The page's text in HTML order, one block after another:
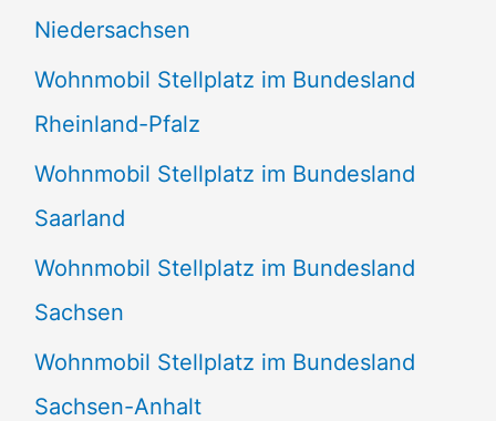
Niedersachsen
Wohnmobil Stellplatz im Bundesland
Rheinland-Pfalz
Wohnmobil Stellplatz im Bundesland
Saarland
Wohnmobil Stellplatz im Bundesland
Sachsen
Wohnmobil Stellplatz im Bundesland
Sachsen-Anhalt